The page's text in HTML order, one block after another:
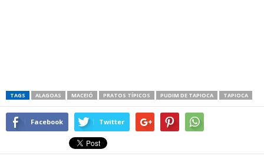
TAGS ALAGOAS MACEIÓ PRATOS TÍPICOS PUDIM DE TAPIOCA TAPIOCA
Facebook Twitter